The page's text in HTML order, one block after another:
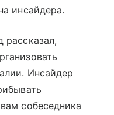
инсайдера.
рассказал,
Инсайдер
собеседника